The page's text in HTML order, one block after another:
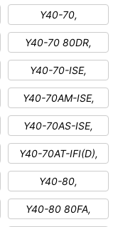
Y40-70,
Y40-70 80DR,
Y40-70-ISE,
Y40-70AM-ISE,
Y40-70AS-ISE,
Y40-70AT-IFI(D),
Y40-80,
Y40-80 80FA,